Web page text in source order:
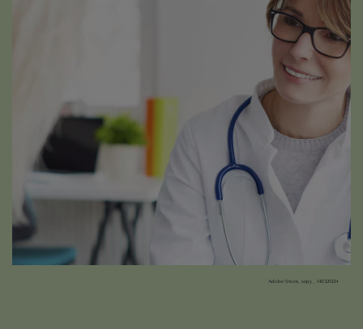
Adobe Stock, sepy , 140321224